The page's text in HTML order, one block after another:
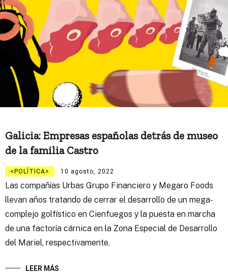
Galicia: Empresas españolas detrás de museo
de la familia Castro
POLÍTICA 10 agosto, 2022
Las compañías Urbas Grupo Financiero y Megaro Foods
llevan años tratando de cerrar el desarrollo de un mega-
complejo golfístico en Cienfuegos y la puesta en marcha
de una factoría cárnica en la Zona Especial de Desarrollo
del Mariel, respectivamente.
LEER MÁS